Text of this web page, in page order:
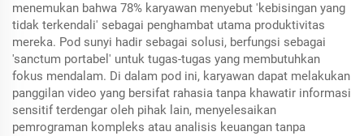
menemukan bahwa 78% karyawan menyebut 'kebisingan yang
tidak terkendali' sebagai penghambat utama produktivitas
mereka. Pod sunyi hadir sebagai solusi, berfungsi sebagai
'sanctum portabel' untuk tugas-tugas yang membutuhkan
fokus mendalam. Di dalam pod ini, karyawan dapat melakukan
panggilan video yang bersifat rahasia tanpa khawatir informasi
sensitif terdengar oleh pihak lain, menyelesaikan
pemrograman kompleks atau analisis keuangan tanpa